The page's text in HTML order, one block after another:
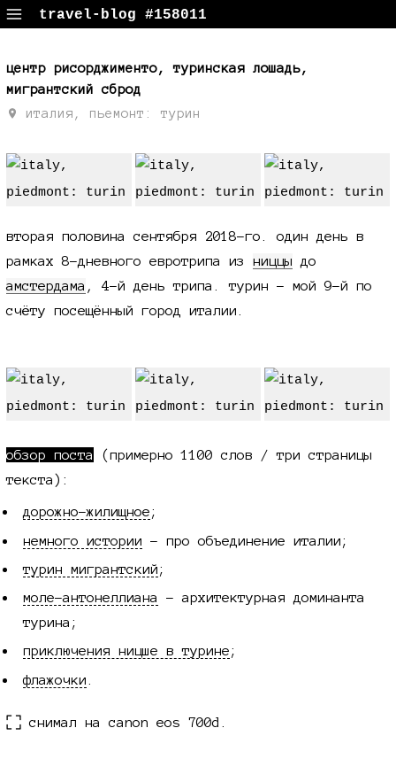
travel-blog #158011
центр рисорджименто, туринская лошадь,
мигрантский сброд
италия, пьемонт: турин
вторая половина сентября 2018-го. один день в
рамках 8-дневного евротрипа из ниццы до
амстердама , 4-й день трипа. турин - мой 9-й по
счёту посещённый город италии.
обзор поста
(примерно 1100 слов / три страницы
текста):
дорожно-жилищное;
немного истории - про объединение италии;
турин мигрантский;
моле-антонеллиана
- архитектурная доминанта
турина;
приключения ницше в турине;
флажочки
снимал на canon eos 700d.